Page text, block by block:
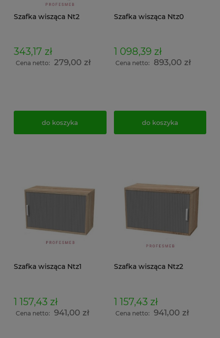
Szafka wisząca Nt2
343,17 zł
Cena netto: 279,00 zł
do koszyka
Szafka wisząca Ntz0
1 098,39 zł
Cena netto: 893,00 zł
do koszyka
Szafka wisząca Ntz1
1 157,43 zł
Cena netto: 941,00 zł
Szafka wisząca Ntz2
1 157,43 zł
Cena netto: 941,00 zł